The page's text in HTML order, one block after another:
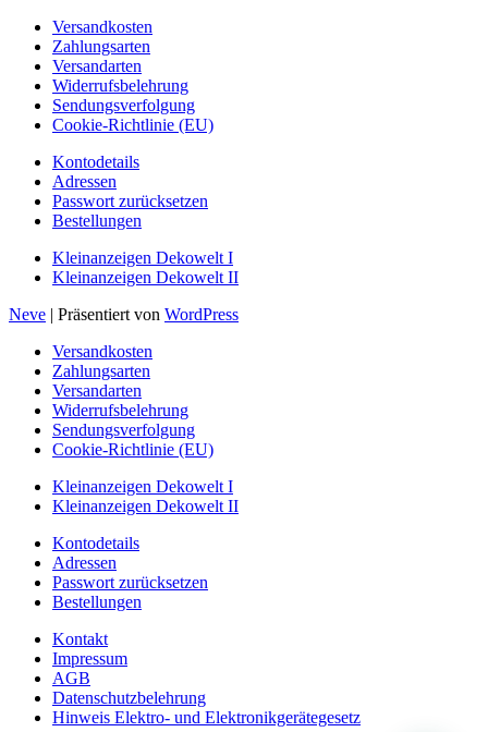
Versandkosten
Zahlungsarten
Versandarten
Widerrufsbelehrung
Sendungsverfolgung
Cookie-Richtlinie (EU)
Kontodetails
Adressen
Passwort zurücksetzen
Bestellungen
Kleinanzeigen Dekowelt I
Kleinanzeigen Dekowelt II
Neve | Präsentiert von WordPress
Versandkosten
Zahlungsarten
Versandarten
Widerrufsbelehrung
Sendungsverfolgung
Cookie-Richtlinie (EU)
Kleinanzeigen Dekowelt I
Kleinanzeigen Dekowelt II
Kontodetails
Adressen
Passwort zurücksetzen
Bestellungen
Kontakt
Impressum
AGB
Datenschutzbelehrung
Hinweis Elektro- und Elektronikgerätegesetz